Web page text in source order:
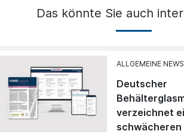
Das könnte Sie auch
ALLGEMEINE NEWS
Deutscher
verzeichnet